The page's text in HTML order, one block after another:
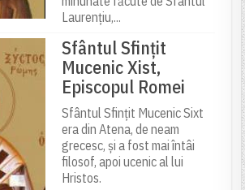
Laurențiu,...
Sfântul Sfințit
Mucenic Xist,
Episcopul Romei
Sfântul Sfințit Mucenic Sixt
era din Atena, de neam
grecesc, și a fost mai întâi
filosof, apoi ucenic al lui
Hristos.